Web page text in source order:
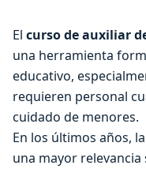
El curso de auxiliar
una herramienta
educativo,
requieren personal
cuidado de menores.
En los últimos años,
una mayor